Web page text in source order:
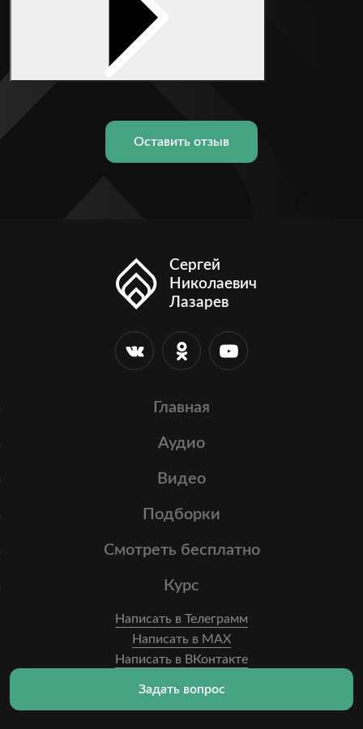
Оставить отзыв
Сергей
Николаевич
Лазарев
Главная
Аудио
Видео
Подборки
Смотреть бесплатно
Курс
Написать в Телеграмм
Написать в MAX
Написать в ВКонтакте
Задать вопрос